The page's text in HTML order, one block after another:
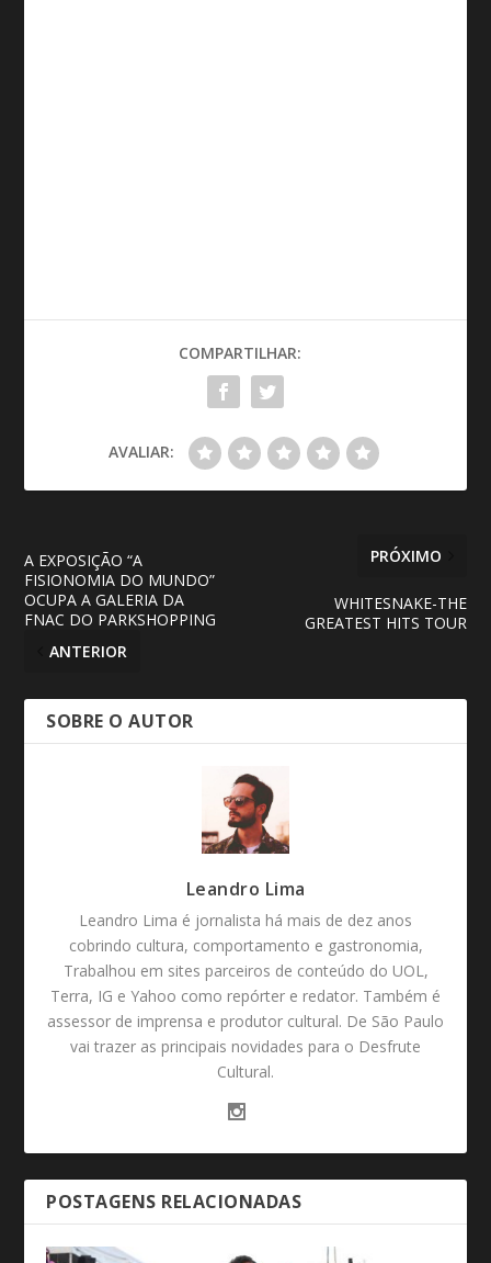
COMPARTILHAR:
AVALIAR:
A EXPOSIÇÃO “A
FISIONOMIA DO MUNDO”
OCUPA A GALERIA DA
FNAC DO PARKSHOPPING
ANTERIOR
PRÓXIMO
WHITESNAKE-THE
GREATEST HITS TOUR
SOBRE O AUTOR
Leandro Lima
Leandro Lima é jornalista há mais de dez anos
cobrindo cultura, comportamento e gastronomia,
Trabalhou em sites parceiros de conteúdo do UOL,
Terra, IG e Yahoo como repórter e redator. Também é
assessor de imprensa e produtor cultural. De São Paulo
vai trazer as principais novidades para o Desfrute
Cultural.
POSTAGENS RELACIONADAS